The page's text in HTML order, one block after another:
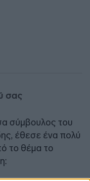
σας
σύμβουλος του
έθεσε ένα πολύ
το θέμα το